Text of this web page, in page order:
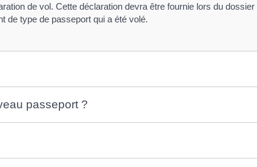
de vol. Cette déclaration devra être fournie lors du
de type de passeport qui a été volé.
passeport ?